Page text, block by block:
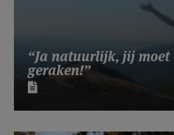
“Ja natuurlijk, jij moet
geraken!”